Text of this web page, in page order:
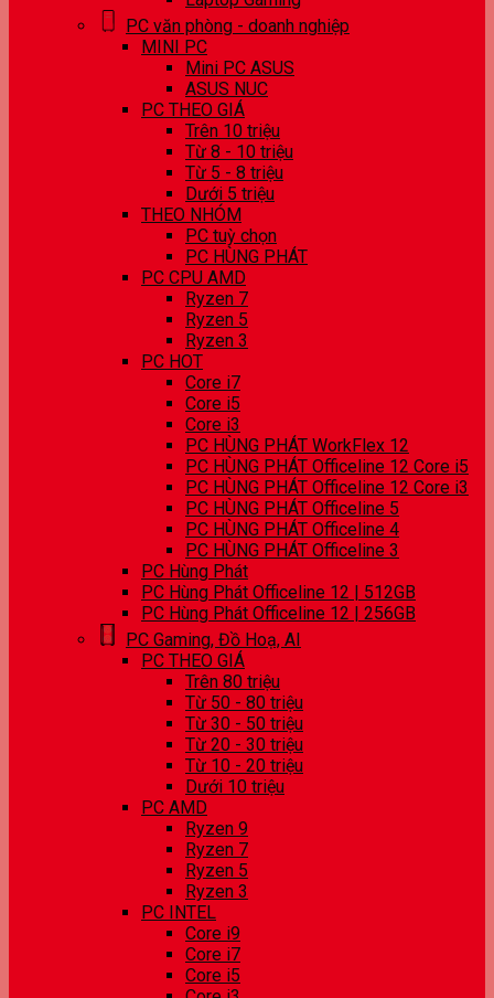
PC văn phòng - doanh nghiệp
MINI PC
Mini PC ASUS
ASUS NUC
PC THEO GIÁ
Trên 10 triệu
Từ 8 - 10 triệu
Từ 5 - 8 triệu
Dưới 5 triệu
THEO NHÓM
PC tuỳ chọn
PC HÙNG PHÁT
PC CPU AMD
Ryzen 7
Ryzen 5
Ryzen 3
PC HOT
Core i7
Core i5
Core i3
PC HÙNG PHÁT WorkFlex 12
PC HÙNG PHÁT Officeline 12 Core i5
PC HÙNG PHÁT Officeline 12 Core i3
PC HÙNG PHÁT Officeline 5
PC HÙNG PHÁT Officeline 4
PC HÙNG PHÁT Officeline 3
PC Hùng Phát
PC Hùng Phát Officeline 12 | 512GB
PC Hùng Phát Officeline 12 | 256GB
PC Gaming, Đồ Hoạ, AI
PC THEO GIÁ
Trên 80 triệu
Từ 50 - 80 triệu
Từ 30 - 50 triệu
Từ 20 - 30 triệu
Từ 10 - 20 triệu
Dưới 10 triệu
PC AMD
Ryzen 9
Ryzen 7
Ryzen 5
Ryzen 3
PC INTEL
Core i9
Core i7
Core i5